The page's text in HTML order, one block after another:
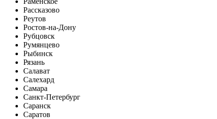
Рассказово
Реутов
Ростов-на-Дону
Рубцовск
Румянцево
Рыбинск
Рязань
Салават
Салехард
Самара
Санкт-Петербург
Саранск
Саратов